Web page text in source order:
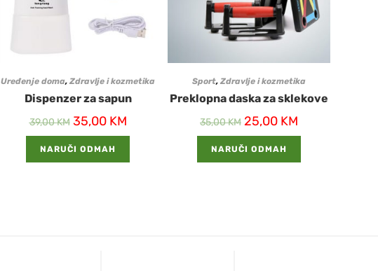
Uređenje doma, Zdravlje i kozmetika
Dispenzer za sapun
39,00KM 35,00 KM
NARUČI ODMAH
Sport, Zdravlje i kozmetika
Preklopna daska za sklekove
35,00KM 25,00 KM
NARUČI ODMAH